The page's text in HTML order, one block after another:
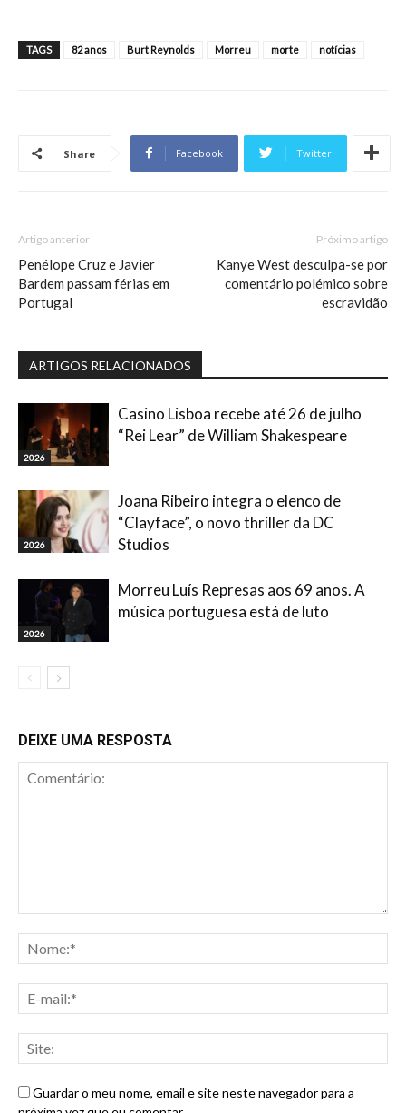
TAGS 82 anos Burt Reynolds Morreu morte notícias
Share Facebook Twitter
Artigo anterior
Penélope Cruz e Javier
Bardem passam férias em
Portugal
Próximo artigo
Kanye West desculpa-se por
comentário polémico sobre
escravidão
ARTIGOS RELACIONADOS
2026
Casino Lisboa recebe até 26 de julho
“Rei Lear” de William Shakespeare
2026
Joana Ribeiro integra o elenco de
“Clayface”, o novo thriller da DC
Studios
2026
Morreu Luís Represas aos 69 anos. A
música portuguesa está de luto
DEIXE UMA RESPOSTA
Guardar o meu nome, email e site neste navegador para a